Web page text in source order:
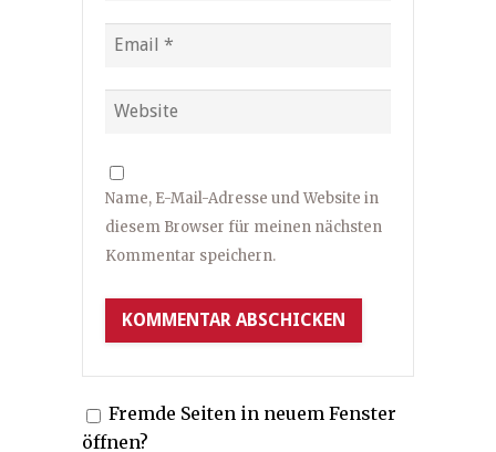
Name, E-Mail-Adresse und Website in
diesem Browser für meinen nächsten
Kommentar speichern.
Fremde Seiten in neuem Fenster
öffnen?